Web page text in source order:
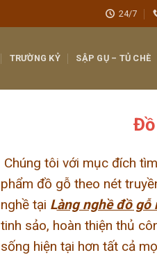
24/7
TRƯỜNG KỶ SẬP GỤ – TỦ CHÈ
Chúng tôi với mục đích
phẩm đồ gỗ theo nét
nghề tại Làng nghề đồ gỗ
tinh sảo, hoàn thiện thủ
sống hiện tại hơn tất cả